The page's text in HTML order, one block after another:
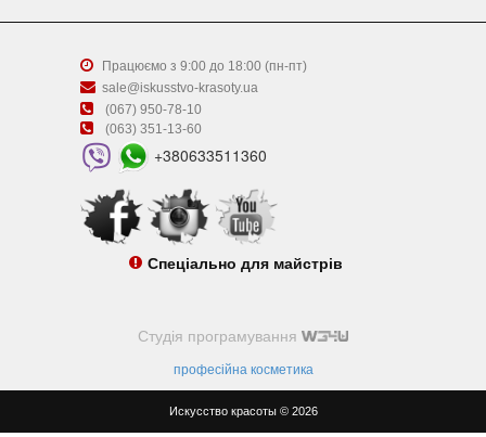
Працюємо з 9:00 до 18:00 (пн-пт)
sale@iskusstvo-krasoty.ua
(067) 950-78-10
(063) 351-13-60
+380633511360
Спеціально для майстрів
Студія програмування
професійна косметика
Искусство красоты © 2026